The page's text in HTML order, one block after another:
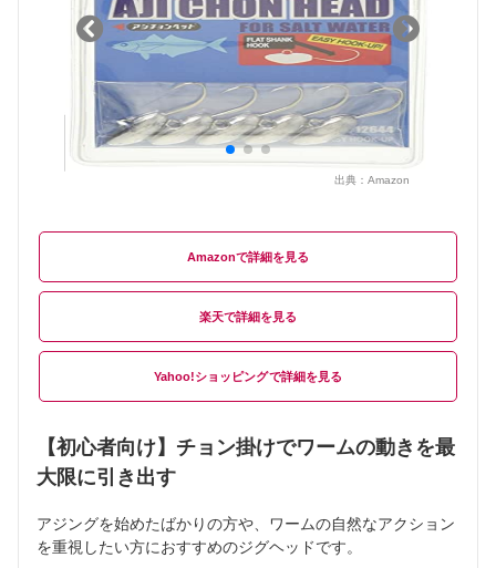
出典： Amazon
Amazon
楽天
Yahoo!ショッピング
【初心者向け】チョン掛けでワームの動きを最
大限に引き出す
アジングを始めたばかりの方や、ワームの自然なアクション
を重視したい方におすすめのジグヘッドです。